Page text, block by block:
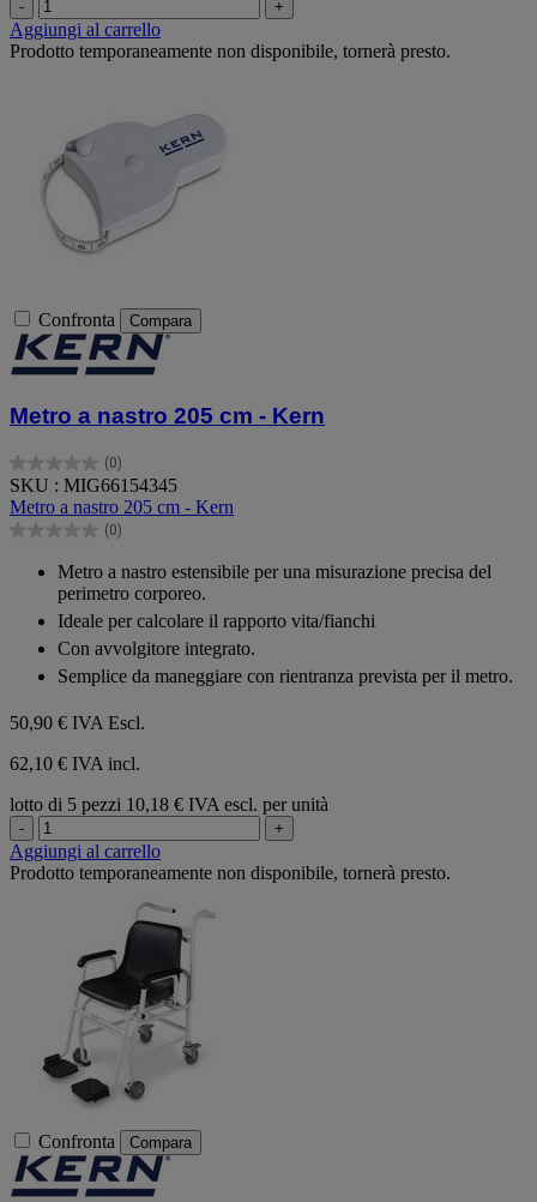
- +
Aggiungi al carrello
Prodotto temporaneamente non disponibile, tornerà presto.
Confronta Compara
Metro a nastro 205 cm - Kern
(0)
0.0
su
5
stelle.
SKU : MIG66154345
Metro a nastro 205 cm - Kern
(0)
0.0
Metro a nastro estensibile per una misurazione precisa del
perimetro corporeo.
Ideale per calcolare il rapporto vita/fianchi
Con avvolgitore integrato.
Semplice da maneggiare con rientranza prevista per il metro.
50,90 € IVA Escl.
62,10 € IVA incl.
lotto di 5 pezzi 10,18 € IVA escl. per unità
- +
Aggiungi al carrello
Prodotto temporaneamente non disponibile, tornerà presto.
Confronta Compara